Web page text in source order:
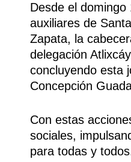
Desde el
auxiliares de
Zapata, la
delegación
concluyendo esta
Concepción
Con estas
sociales,
para todas y